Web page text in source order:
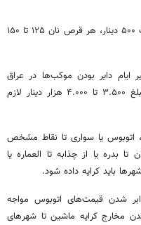
هر بطری آب معدنی کوچک ۲۵۰ و بطری بزرگ ۵۰۰ دینار، هر قرص نان ۱۲۵ تا ۱۵۰
دایر بودن موکب‌ها در عراق
هستید به طور متوسط برای یکنفر روزانه مبلغ ۳.۵۰۰ تا ۴.۰۰۰ هزار دینار لازم
اتوبوس یا سواری تا نقاط مشخص
بدره یا از چذابه تا العماره یا
باید کرایه داده شود.
شدن قیمت‌های اتوبوس مواجه
مخارج کرایه ماشین تا شهرهای